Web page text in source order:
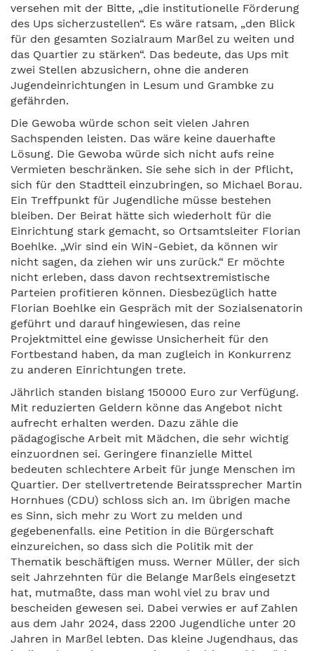
versehen mit der Bitte, „die institutionelle Förderung
des Ups sicherzustellen“. Es wäre ratsam, „den Blick
für den gesamten Sozialraum Marßel zu weiten und
das Quartier zu stärken“. Das bedeute, das Ups mit
zwei Stellen abzusichern, ohne die anderen
Jugendeinrichtungen in Lesum und Grambke zu
gefährden.
Die Gewoba würde schon seit vielen Jahren
Sachspenden leisten. Das wäre keine dauerhafte
Lösung. Die Gewoba würde sich nicht aufs reine
Vermieten beschränken. Sie sehe sich in der Pflicht,
sich für den Stadtteil einzubringen, so Michael Borau.
Ein Treffpunkt für Jugendliche müsse bestehen
bleiben. Der Beirat hätte sich wiederholt für die
Einrichtung stark gemacht, so Ortsamtsleiter Florian
Boehlke. „Wir sind ein WiN-Gebiet, da können wir
nicht sagen, da ziehen wir uns zurück.“ Er möchte
nicht erleben, dass davon rechtsextremistische
Parteien profitieren können. Diesbezüglich hatte
Florian Boehlke ein Gespräch mit der Sozialsenatorin
geführt und darauf hingewiesen, das reine
Projektmittel eine gewisse Unsicherheit für den
Fortbestand haben, da man zugleich in Konkurrenz
zu anderen Einrichtungen trete.
Jährlich standen bislang 150000 Euro zur Verfügung.
Mit reduzierten Geldern könne das Angebot nicht
aufrecht erhalten werden. Dazu zähle die
pädagogische Arbeit mit Mädchen, die sehr wichtig
einzuordnen sei. Geringere finanzielle Mittel
bedeuten schlechtere Arbeit für junge Menschen im
Quartier. Der stellvertretende Beiratssprecher Martin
Hornhues (CDU) schloss sich an. Im übrigen mache
es Sinn, sich mehr zu Wort zu melden und
gegebenenfalls. eine Petition in die Bürgerschaft
einzureichen, so dass sich die Politik mit der
Thematik beschäftigen muss. Werner Müller, der sich
seit Jahrzehnten für die Belange Marßels eingesetzt
hat, mutmaßte, dass man wohl viel zu brav und
bescheiden gewesen sei. Dabei verwies er auf Zahlen
aus dem Jahr 2024, dass 2200 Jugendliche unter 20
Jahren in Marßel lebten. Das kleine Jugendhaus, das